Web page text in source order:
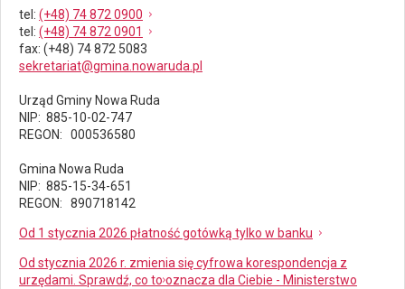
tel : (+48) 74 872 0900
tel : (+48) 74 872 0901
fax: (+48) 74 872 5083
sekretariat@gmina.nowaruda.pl
Urząd Gminy Nowa Ruda
NIP: 885-10-02-747
REGON: 000536580
Gmina Nowa Ruda
NIP: 885-15-34-651
REGON: 890718142
Od 1 stycznia 2026 płatność gotówką tylko w banku
Od stycznia 2026 r. zmienia się cyfrowa korespondencja z
urzędami. Sprawdź, co to oznacza dla Ciebie - Ministerstwo